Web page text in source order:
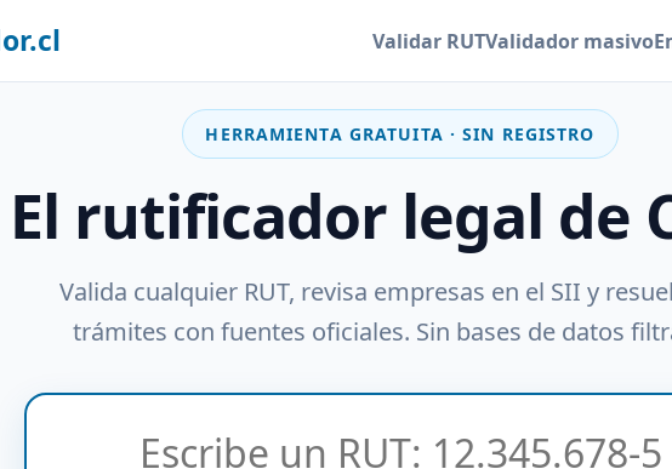
Validar RUTValidador masivo
HERRAMIENTA GRATUITA · SIN REGISTRO
El rutificador legal de
Valida cualquier RUT, revisa empresas en el SII y
trámites con fuentes oficiales. Sin bases de datos